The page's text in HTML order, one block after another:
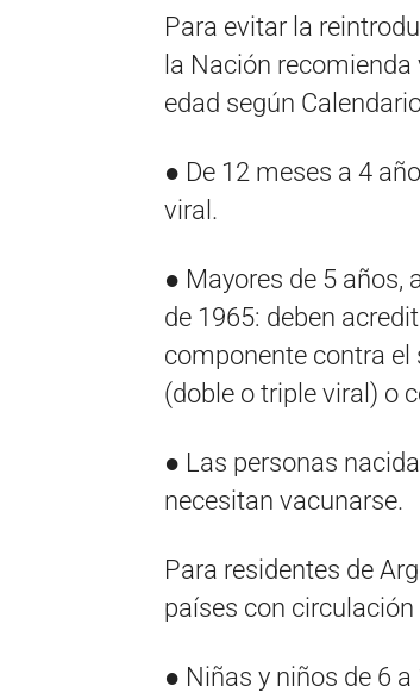
Para evitar la
la Nación
edad según
● De 12 meses a 4
viral.
● Mayores de 5 años,
de 1965: deben
componente contra el
(doble o triple viral) o
● Las personas
necesitan vacunarse.
Para residentes de
países con circulación
● Niñas y niños de 6